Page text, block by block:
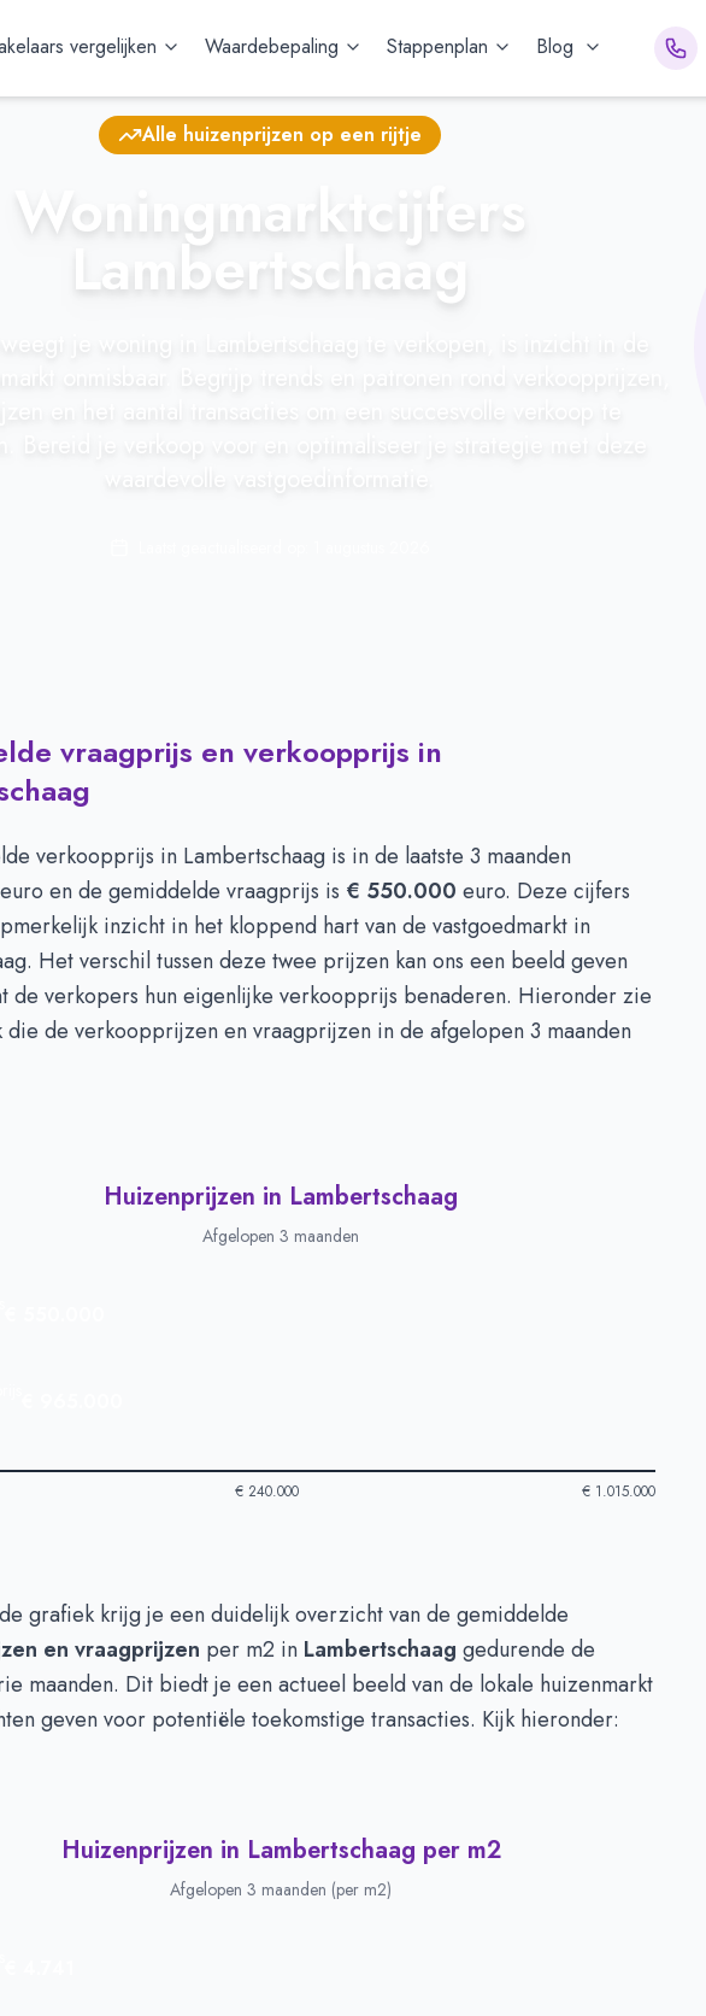
vergelijken Waardebepaling Stappenplan Blog
Alle huizenprijzen op een rijtje
Woningmarktcijfers
Lambertschaag
vraagprijs en verkoopprijs in
verkoopprijs in Lambertschaag is in de laatste 3 maanden
euro en de gemiddelde vraagprijs is € 550.000 euro. Deze cijfers
inzicht in het kloppend hart van de vastgoedmarkt in
Het verschil tussen deze twee prijzen kan ons een beeld geven
de verkopers hun eigenlijke verkoopprijs benaderen. Hieronder zie
de verkoopprijzen en vraagprijzen in de afgelopen 3 maanden
Huizenprijzen in Lambertschaag
Afgelopen 3 maanden
€ 240.000 € 1.015.000
Lambertschaag -Afgelopen 3 maanden
Type
Bedrag
€ 550.000
euro's
€ 965.000
grafiek krijg je een duidelijk overzicht van de gemiddelde
en vraagprijzen per m2 in Lambertschaag gedurende de
maanden. Dit biedt je een actueel beeld van de lokale huizenmarkt
geven voor potentiële toekomstige transacties. Kijk hieronder:
Huizenprijzen in Lambertschaag per m2
Afgelopen 3 maanden (per m2)